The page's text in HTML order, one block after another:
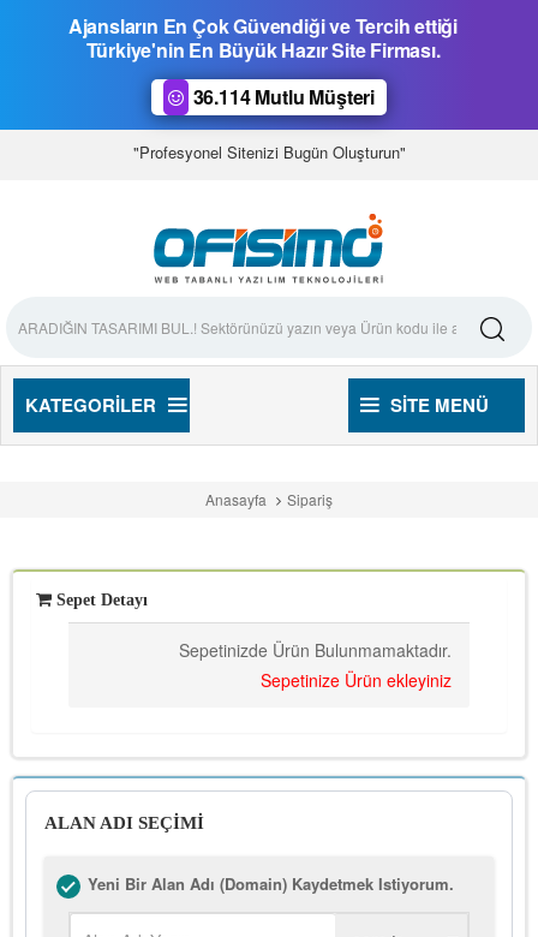
Ajansların En Çok Güvendiği ve Tercih ettiği
Türkiye'nin En Büyük Hazır Site Firması.
36.114 Mutlu Müşteri
"Profesyonel Sitenizi Bugün Oluşturun"
KATEGORILER SITE MENÜ
Anasayfa Sipariş
Sepet Detayı
Sepetinizde Ürün Bulunmamaktadır.
Sepetinize Ürün ekleyiniz
ALAN ADI SEÇİMİ
Yeni Bir Alan Adı (Domain) Kaydetmek Istiyorum.